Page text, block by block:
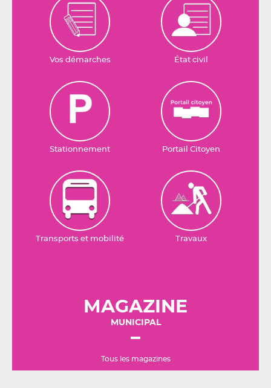
Vos démarches État civil
Stationnement Portail Citoyen
Transports et mobilité Travaux
MAGAZINE
MUNICIPAL
Tous les magazines